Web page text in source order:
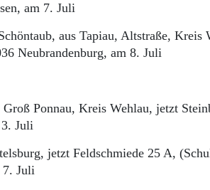
am 7. Juli
aus Tapiau, Altstraße, Kreis
Neubrandenburg, am 8. Juli
Ponnau, Kreis Wehlau, jetzt
Juli
jetzt Feldschmiede 25 A,
7. Juli